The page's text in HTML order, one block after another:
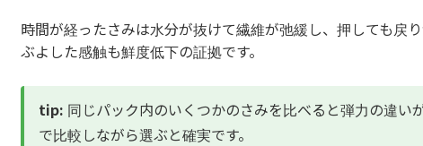
時間が経ったさみは水分が抜けて繊維が弛緩し、押しても戻
ぶよした感触も鮮度低下の証拠です。
tip: 同じパック内のいくつかのさみを比べると弾力の違い
で比較しながら選ぶと確実です。